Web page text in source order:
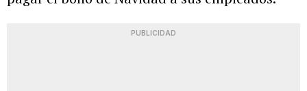
PUBLICIDAD